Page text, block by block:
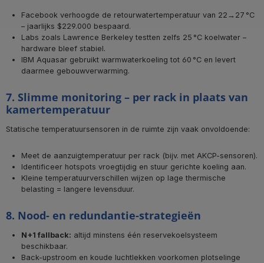
Facebook verhoogde de retourwatertemperatuur van 22→27 °C
– jaarlijks $229.000 bespaard.
Labs zoals Lawrence Berkeley testten zelfs 25 °C koelwater –
hardware bleef stabiel.
IBM Aquasar gebruikt warmwaterkoeling tot 60 °C en levert
daarmee gebouwverwarming.
7. Slimme monitoring – per rack in plaats van
kamertemperatuur
Statische temperatuursensoren in de ruimte zijn vaak onvoldoende:
Meet de aanzuigtemperatuur per rack (bijv. met AKCP-sensoren).
Identificeer hotspots vroegtijdig en stuur gerichte koeling aan.
Kleine temperatuurverschillen wijzen op lage thermische
belasting = langere levensduur.
8. Nood- en redundantie-strategieën
N+1 fallback: altijd minstens één reservekoelsysteem
beschikbaar.
Back-upstroom en koude luchtlekken voorkomen plotselinge